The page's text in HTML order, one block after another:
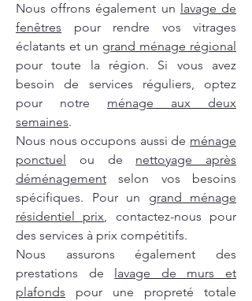
Nous offrons également un lavage de
fenêtres pour rendre vos vitrages
éclatants et un grand ménage régional
pour toute la région. Si vous avez
besoin de services réguliers, optez
pour notre ménage aux deux
semaines.
Nous nous occupons aussi de ménage
ponctuel ou de nettoyage après
déménagement selon vos besoins
spécifiques. Pour un grand ménage
résidentiel prix, contactez-nous pour
des services à prix compétitifs.
Nous assurons également des
prestations de lavage de murs et
plafonds pour une propreté totale